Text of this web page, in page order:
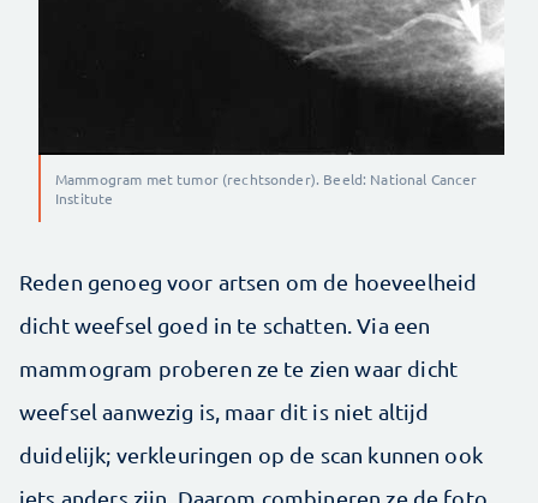
Mammogram met tumor (rechtsonder). Beeld: National Cancer
Institute
Reden genoeg voor artsen om de hoeveelheid
dicht weefsel goed in te schatten. Via een
mammogram proberen ze te zien waar dicht
weefsel aanwezig is, maar dit is niet altijd
duidelijk; verkleuringen op de scan kunnen ook
iets anders zijn. Daarom combineren ze de foto